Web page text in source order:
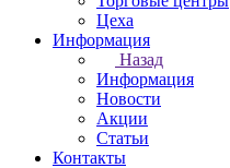
Цеха
Информация
Назад
Информация
Новости
Акции
Статьи
Контакты